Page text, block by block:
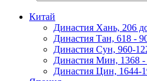
Китай
Династия Хань, 206
Династия Тан, 618 -
Династия Сун, 960-
Династия Мин, 1368 -
Династия Цин, 1644-